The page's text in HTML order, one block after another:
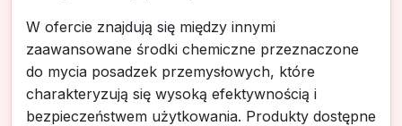
W ofercie znajdują się między innymi
zaawansowane środki chemiczne przeznaczone
do mycia posadzek przemysłowych, które
charakteryzują się wysoką efektywnością i
bezpieczeństwem użytkowania. Produkty dostępne